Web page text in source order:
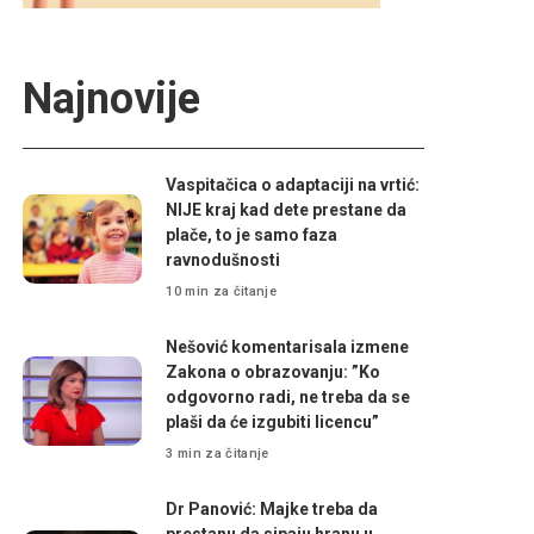
Najnovije
Vaspitačica o adaptaciji na vrtić:
NIJE kraj kad dete prestane da
plače, to je samo faza
ravnodušnosti
10 min za čitanje
Nešović komentarisala izmene
Zakona o obrazovanju: ”Ko
odgovorno radi, ne treba da se
plaši da će izgubiti licencu”
3 min za čitanje
Dr Panović: Majke treba da